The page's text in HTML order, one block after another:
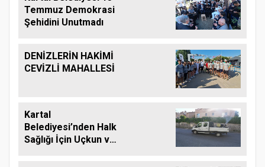
Temmuz Demokrasi
Şehidini Unutmadı
DENİZLERİN HAKİMİ
CEVİZLİ MAHALLESİ
Kartal
Belediyesi’nden Halk
Sağlığı İçin Uçkun ve